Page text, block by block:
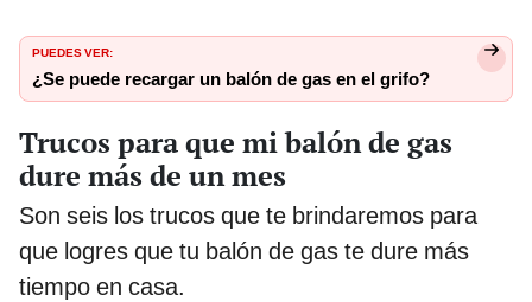
PUEDES VER:
¿Se puede recargar un balón de gas en el grifo?
Trucos para que mi balón de gas
dure más de un mes
Son seis los trucos que te brindaremos para
que logres que tu balón de gas te dure más
tiempo en casa.